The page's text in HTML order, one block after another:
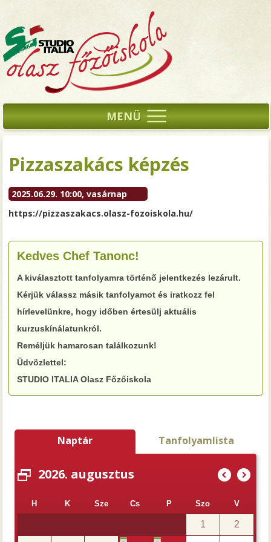
MENÜ
Pizzaszakács képzés
2025.06.29. 10:00, vasárnap
https://pizzaszakacs.olasz-fozoiskola.hu/
Kedves Chef Tanonc!
A kiválasztott tanfolyamra történő jelentkezés lezárult.
Kérjük válassz másik tanfolyamot és iratkozz fel
hírlevelünkre, hogy időben értesülj aktuális
kurzuskínálatunkról.
Reméljük hamarosan találkozunk!
Üdvözlettel:
STUDIO ITALIA Olasz Főzőiskola
Naptár Tanfolyamlista
2026. augusztus )
(
H K Sze Cs P Szo V
1 2